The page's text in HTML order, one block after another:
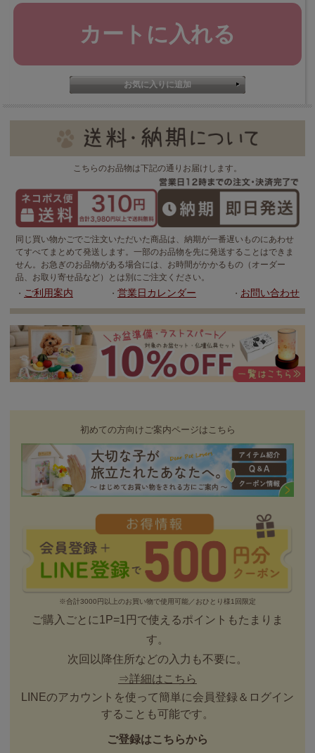
こちらのお品物は下記の通りお届けします。
同じ買い物かごでご注文いただいた商品は、納期が一番遅いものにあわせ
てすべてまとめて発送します。一部のお品物を先に発送することはできま
せん。お急ぎのお品物がある場合には、お時間がかかるもの（オーダー
品、お取り寄せ品など）とは別にご注文ください。
・ ご利用案内 ・ 営業日カレンダー ・ お問い合わせ
初めての方向けご案内ページはこちら
※合計3000円以上のお買い物で使用可能／おひとり様1回限定
ご購入ごとに1P=1円で使えるポイントもたまりま
す。
次回以降住所などの入力も不要に。
⇒詳細はこちら
LINEのアカウントを使って簡単に会員登録＆ログイン
することも可能です。
ご登録はこちらから